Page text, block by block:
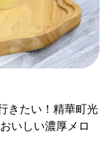
きたい！精華町光
いしい濃厚メロ